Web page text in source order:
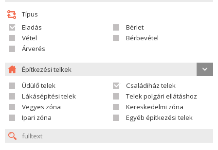
Típus
Eladás
Bérlet
Vétel
Bérbevétel
Árverés
Építkezési telkek
Üdülő telek
Családiház telek
Lákásépítési telek
Telek polgári ellátáshoz
Vegyes zóna
Kereskedelmi zóna
Ipari zóna
Egyéb építkezési telek